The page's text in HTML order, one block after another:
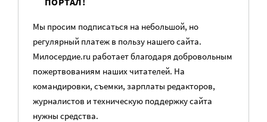
Мы просим подписаться на небольшой, но
регулярный платеж в пользу нашего сайта.
Милосердие.ru работает благодаря добровольным
пожертвованиям наших читателей. На
командировки, съемки, зарплаты редакторов,
журналистов и техническую поддержку сайта
нужны средства.